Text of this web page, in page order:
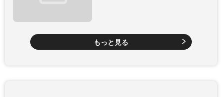
もっと見る